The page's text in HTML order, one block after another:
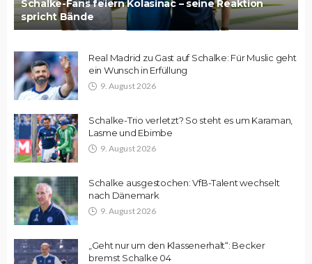
Schalke-Fans feiern Kolasinac – seine Reaktion
spricht Bände
Real Madrid zu Gast auf Schalke: Für Muslic geht
ein Wunsch in Erfüllung
9. August 2026
Schalke-Trio verletzt? So steht es um Karaman,
Lasme und Ebimbe
9. August 2026
Schalke ausgestochen: VfB-Talent wechselt
nach Dänemark
9. August 2026
„Geht nur um den Klassenerhalt“: Becker
bremst Schalke 04